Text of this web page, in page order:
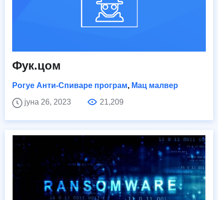
Фук.цом
Рогуе Анти-Спиваре програм, Мац малвер
јуна 26, 2023
21,209